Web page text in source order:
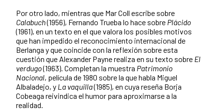
Por otro lado, mientras que Mar Coll escribe sobre
Calabuch(1956), Fernando Trueba lo hace sobre Plácido
(1961), en un texto en el que valora los posibles motivos
que han impedido el reconocimiento internacional de
Berlanga y que coincide con la reflexión sobre esta
cuestión que Alexander Payne realiza en su texto sobre El
verdugo(1963). Completan la muestra Patrimonio
Nacional, película de 1980 sobre la que habla Miguel
Albaladejo, y La vaquilla(1985), en cuya reseña Borja
Cobeaga reivindica el humor para aproximarse a la
realidad.